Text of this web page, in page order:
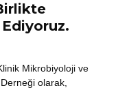
Mikrobiyoloji ve
olarak,